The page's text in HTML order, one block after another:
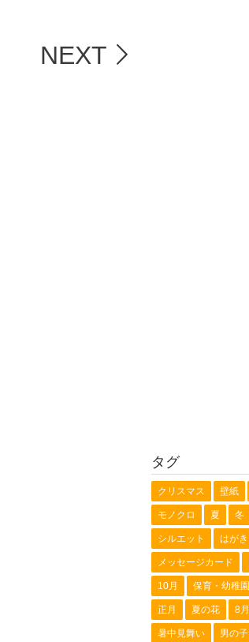
NEXT
タグ
クリスマス 壁紙
モノクロ 夏 冬
シルエット はがき
メッセージカード
10月 保育・幼稚園
正月 夏の花 8月
暑中見舞い 男の子